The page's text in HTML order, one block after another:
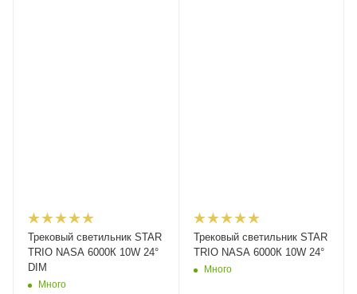
Трековый светильник STAR
TRIO NASA 6000К 10W 24°
DIM
Много
Трековый светильник STAR
TRIO NASA 6000К 10W 24°
Много